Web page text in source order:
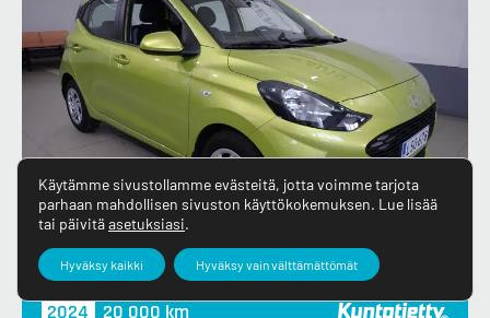
2024 20 000 km
Käytämme sivustollamme evästeitä, jotta voimme tarjota
parhaan mahdollisen sivuston käyttökokemuksen. Lue lisää
tai päivitäasetuksiasi.
Hyväksy kaikki Hyväksy vain välttämättömät